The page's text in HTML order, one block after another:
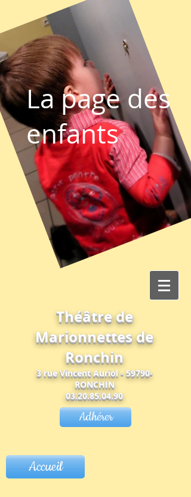
La page des
enfants
Théâtre de
Marionnettes de
Ronchin
3 rue Vincent Auriol - 59790-
RONCHIN
03.20.85.04.90
Adhérer
Accueil